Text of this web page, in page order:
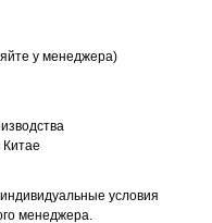
у менеджера)
Китае
условия
менеджера.